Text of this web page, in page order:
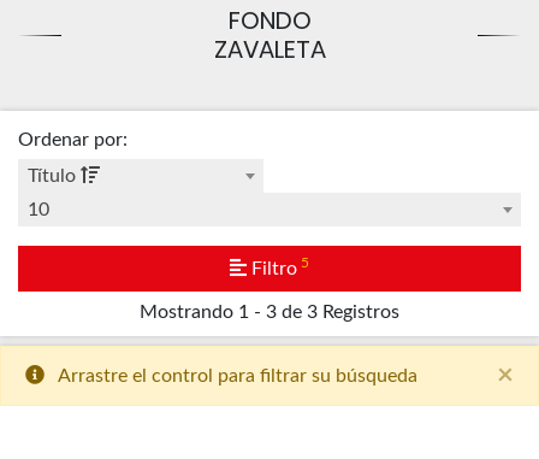
FONDO
ZAVALETA
Mostrando 1 - 3 de 3 Registros
Ordenar por:
Título
10
Filtro 5
×
Arrastre el control para filtrar su búsqueda